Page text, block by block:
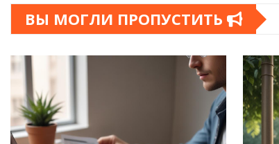
ВЫ МОГЛИ ПРОПУСТИТЬ